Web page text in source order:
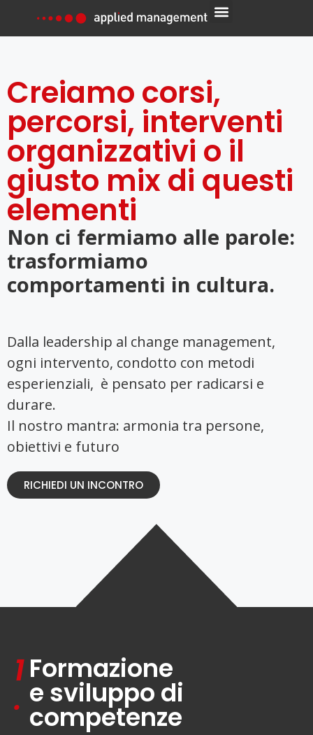
Creiamo corsi,
percorsi, interventi
organizzativi o il
giusto mix di questi
elementi
Non ci fermiamo alle parole:
trasformiamo
comportamenti in cultura.
Dalla leadership al change management,
ogni intervento, condotto con metodi
esperienziali, è pensato per radicarsi e
durare.
Il nostro mantra: armonia tra persone,
obiettivi e futuro
RICHIEDI UN INCONTRO
1
.
Formazione
e sviluppo di
competenze